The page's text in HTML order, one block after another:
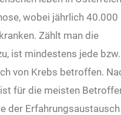
wobei jährlich 40.000
Zählt man die
ist mindestens jede
von Krebs betroffen.
ist für die meisten
der